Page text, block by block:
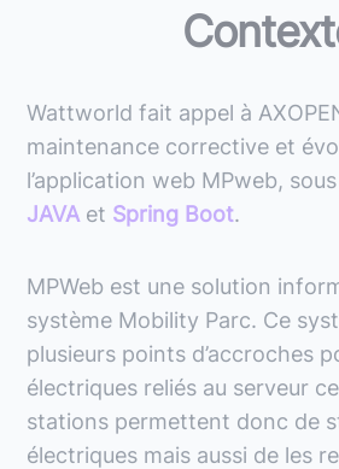
Wattworld fait appel à
maintenance corrective et
l’application web MPweb,
JAVA et Spring Boot.
MPWeb est une solution
système Mobility Parc. Ce
plusieurs points d’accroches
électriques reliés au serveur
stations permettent donc de
électriques mais aussi de les